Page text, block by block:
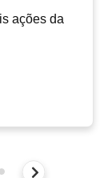
ações da